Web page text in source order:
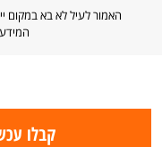
האמור לעיל לא בא במקום
קבלו